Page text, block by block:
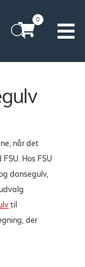
0
når det
Hos FSU
dansegulv,
til
der